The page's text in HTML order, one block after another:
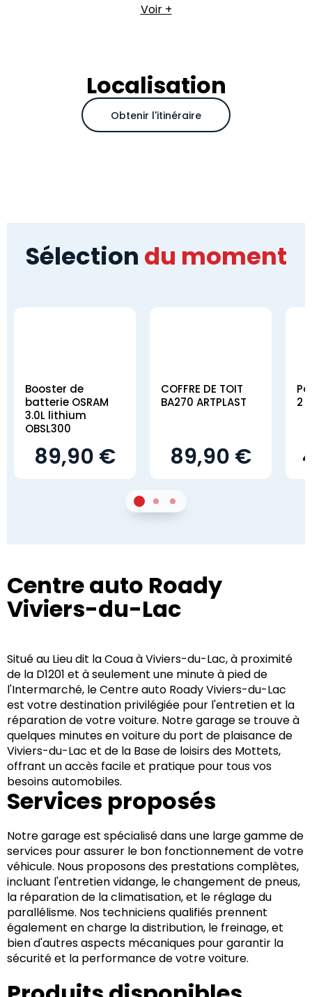
Voir +
Localisation
Obtenir l'itinéraire
Sélection du moment
Booster de
batterie OSRAM
3.0L lithium
OBSL300
89,90 €
COFFRE DE TOIT
BA270 ARTPLAST
89,90 €
2
Sur 22Sur 23Sur 2
Centre auto Roady
Viviers-du-Lac
Situé au Lieu dit la Coua à Viviers-du-Lac, à proximité
de la D1201 et à seulement une minute à pied de
l'Intermarché, le Centre auto Roady Viviers-du-Lac
est votre destination privilégiée pour l'entretien et la
réparation de votre voiture. Notre garage se trouve à
quelques minutes en voiture du port de plaisance de
Viviers-du-Lac et de la Base de loisirs des Mottets,
offrant un accès facile et pratique pour tous vos
besoins automobiles.
Services proposés
Notre garage est spécialisé dans une large gamme de
services pour assurer le bon fonctionnement de votre
véhicule. Nous proposons des prestations complètes,
incluant l'entretien vidange, le changement de pneus,
la réparation de la climatisation, et le réglage du
parallélisme. Nos techniciens qualifiés prennent
également en charge la distribution, le freinage, et
bien d'autres aspects mécaniques pour garantir la
sécurité et la performance de votre voiture.